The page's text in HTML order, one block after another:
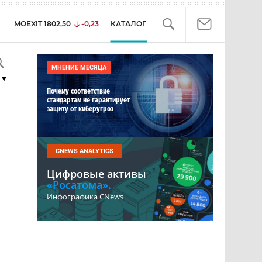
MOEXIT 1802,50 -0,23 КАТАЛОГ
МНЕНИЕ МЕСЯЦА
Почему соответствие
стандартам не гарантирует
защиту от киберугроз
CNEWS ANALYTICS
Цифровые активы
«Росатома».
Инфографика CNews